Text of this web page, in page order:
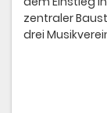
zentraler
drei